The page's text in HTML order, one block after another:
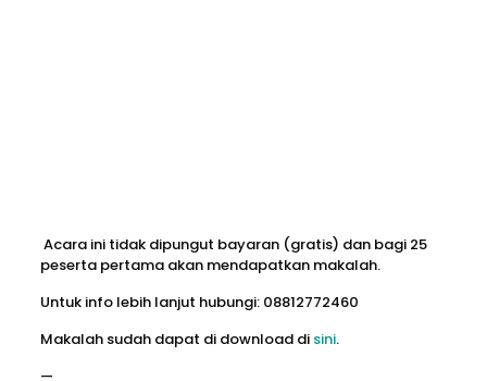
Acara ini tidak dipungut bayaran (gratis) dan bagi 25
peserta pertama akan mendapatkan makalah.
Untuk info lebih lanjut hubungi: 08812772460
Makalah sudah dapat di download di sini.
—